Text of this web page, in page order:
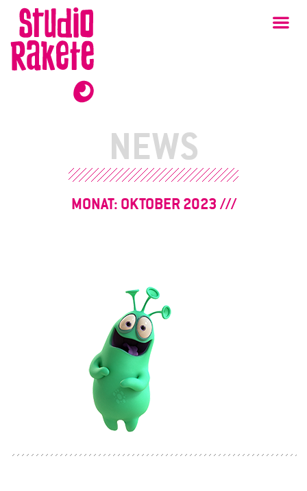
Zum
Inhalt
Studio
Rakete
NEWS
MONAT: OKTOBER 2023